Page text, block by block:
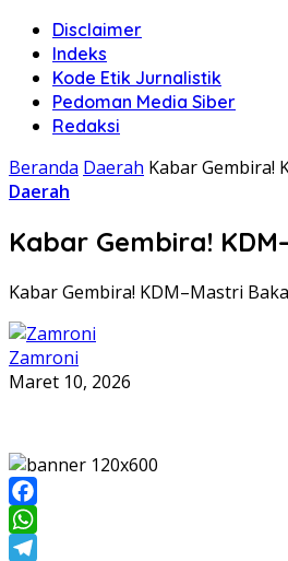
Disclaimer
Indeks
Kode Etik Jurnalistik
Pedoman Media Siber
Redaksi
Beranda Daerah Kabar Gembira!
Daerah
Kabar Gembira!
Kabar Gembira! KDM–Mastri
Zamroni
Maret 10, 2026
Facebook
WhatsApp